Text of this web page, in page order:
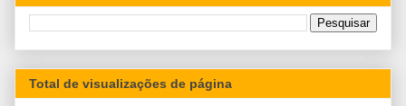
Total de visualizações de página